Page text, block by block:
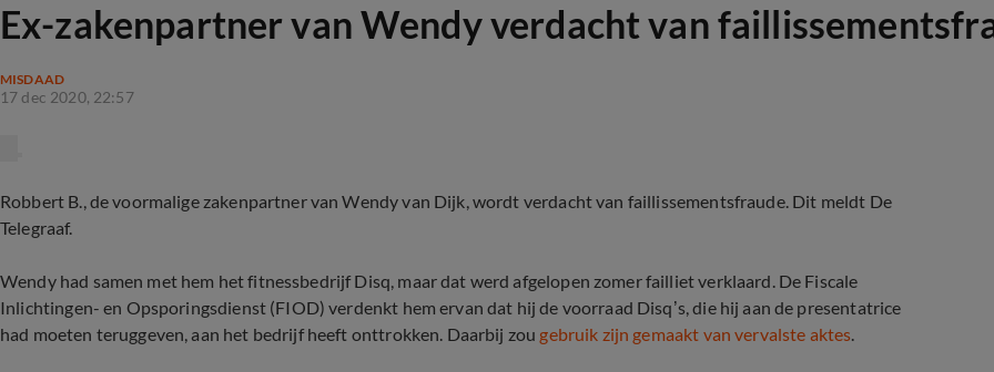
Ex-zakenpartner van Wendy verdacht van
MISDAAD
17 dec 2020, 22:57
Robbert B., de voormalige zakenpartner van Wendy van Dijk, wordt verdacht van faillissementsfraude. Dit meldt De
Telegraaf.
Wendy had samen met hem het fitnessbedrijf Disq, maar dat werd afgelopen zomer failliet verklaard. De Fiscale
Inlichtingen- en Opsporingsdienst (FIOD) verdenkt hem ervan dat hij de voorraad Disq’s, die hij aan de presentatrice
had moeten teruggeven, aan het bedrijf heeft onttrokken. Daarbij zou gebruik zijn gemaakt van vervalste aktes.